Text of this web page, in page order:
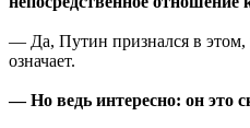
— Да, Путин признался в этом,
означает.
— Но ведь интересно: он это